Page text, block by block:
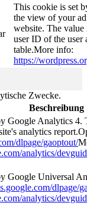
This cookie is set
the view of your
website. The
user ID of the user
table.More info:
https://
Zwecke.
Beschreibung
Google Analytics 4.
analytics
dlpage/gaoptout/
analytics/
Google Universal
dlpage/
analytics/